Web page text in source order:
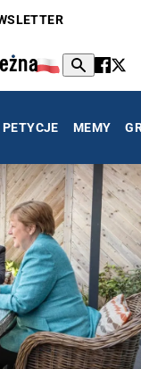
PETYCJE MEMY